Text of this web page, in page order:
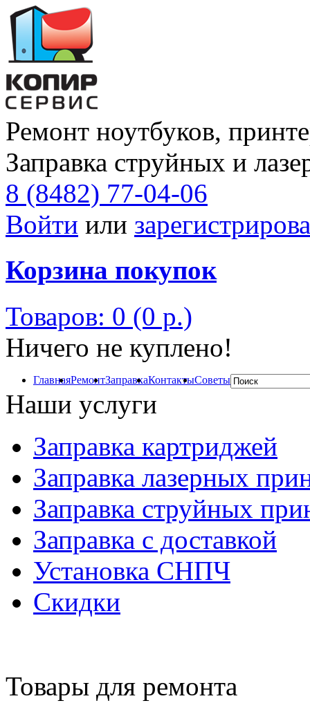
Ремонт ноутбуков,
Заправка струйных и
8 (8482) 77-04-06
Войти или
Корзина покупок
Товаров: 0 (0 р.)
Ничего не куплено!
ГлавнаяРемонтЗаправкаКонтактыСоветы
Наши услуги
Заправка картриджей
Заправка лазерных
Заправка струйных
Заправка с доставкой
Установка СНПЧ
Скидки
Товары для ремонта